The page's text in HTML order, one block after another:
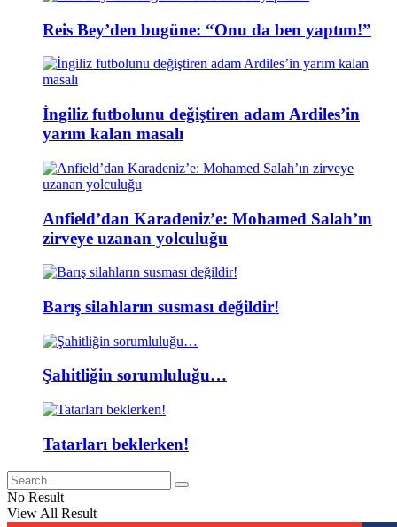
Reis Bey’den bugüne: “Onu da ben yaptım!”
İngiliz futbolunu değiştiren adam Ardiles’in
yarım kalan masalı
Anfield’dan Karadeniz’e: Mohamed Salah’ın
zirveye uzanan yolculuğu
Barış silahların susması değildir!
Şahitliğin sorumluluğu…
Tatarları beklerken!
No Result
View All Result